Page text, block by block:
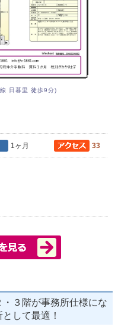
日暮里 徒歩9分)
1ヶ月 33
３階が事務所仕様にな
して最適！